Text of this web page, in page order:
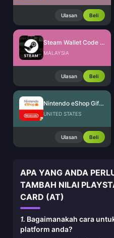
Ulasan Beli
Steam Wallet Code (MYR)
MALAYSIA
Ulasan Beli
Nintendo eShop Gift Card (US)
UNITED STATES
Ulasan Beli
APA YANG ANDA
TAMBAH NILAI
CARD (AT)
1. Bagaimanakah cara
platform anda?